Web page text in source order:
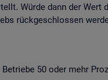
Würde dann der Wert
rück­ge­schlos­sen
50 oder mehr